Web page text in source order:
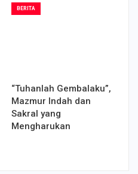
BERITA
“Tuhanlah Gembalaku”,
Mazmur Indah dan
Sakral yang
Mengharukan